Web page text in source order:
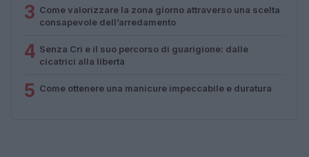
3 Come valorizzare la zona giorno attraverso una scelta
consapevole dell’arredamento
4 Senza Cri e il suo percorso di guarigione: dalle
cicatrici alla libertà
5 Come ottenere una manicure impeccabile e duratura